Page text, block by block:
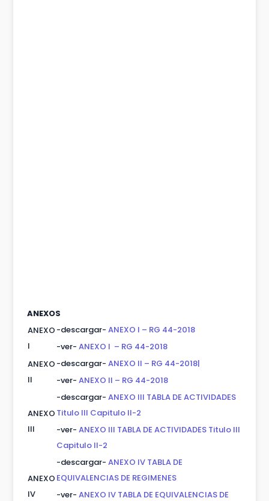
ANEXOS
ANEXO
I
-descargar- ANEXO I – RG 44-2018
-ver- ANEXO I – RG 44-2018
ANEXO
II
-descargar- ANEXO II – RG 44-2018|
-ver- ANEXO II – RG 44-2018
ANEXO
III
-descargar- ANEXO III TABLA DE ACTIVIDADES
Titulo III Capitulo II-2
-ver- ANEXO III TABLA DE ACTIVIDADES Titulo III
Capitulo II-2
ANEXO
IV
-descargar- ANEXO IV TABLA DE
EQUIVALENCIAS DE REGIMENES
-ver- ANEXO IV TABLA DE EQUIVALENCIAS DE